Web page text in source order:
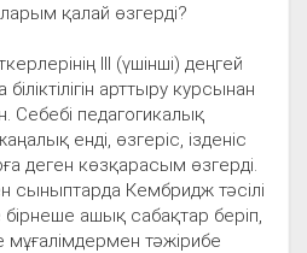
қалай өзгерді?
ІІІ (үшінші) деңгей
арттыру курсынан
Себебі педагогикалық
енді, өзгеріс, ізденіс
деген көзқарасым өзгерді.
сыныптарда Кембридж тәсілі
ашық сабақтар беріп,
мұғалімдермен тәжірибе